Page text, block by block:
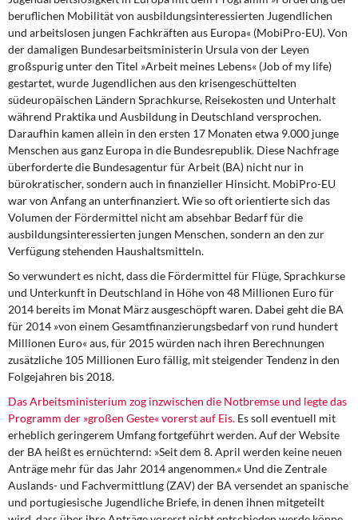
beruflichen Mobilität von ausbildungsinteressierten Jugendlichen
und arbeitslosen jungen Fachkräften aus Europa« (MobiPro-EU). Von
der damaligen Bundesarbeitsministerin Ursula von der Leyen
großspurig unter den Titel »Arbeit meines Lebens« (Job of my life)
gestartet, wurde Jugendlichen aus den krisengeschüttelten
südeuropäischen Ländern Sprachkurse, Reisekosten und Unterhalt
während Praktika und Ausbildung in Deutschland versprochen.
Daraufhin kamen allein in den ersten 17 Monaten etwa 9.000 junge
Menschen aus ganz Europa in die Bundesrepublik. Diese Nachfrage
überforderte die Bundesagentur für Arbeit (BA) nicht nur in
bürokratischer, sondern auch in finanzieller Hinsicht. MobiPro-EU
war von Anfang an unterfinanziert. Wie so oft orientierte sich das
Volumen der Fördermittel nicht am absehbar Bedarf für die
ausbildungsinteressierten jungen Menschen, sondern an den zur
Verfügung stehenden Haushaltsmitteln.
So verwundert es nicht,dass die Fördermittel für Flüge, Sprachkurse
und Unterkunft in Deutschland in Höhe von 48 Millionen Euro für
2014 bereits im Monat März ausgeschöpft waren. Dabei geht die BA
für 2014 »von einem Gesamtfinanzierungsbedarf von rund hundert
Millionen Euro« aus, für 2015 würden nach ihren Berechnungen
zusätzliche 105 Millionen Euro fällig, mit steigender Tendenz in den
Folgejahren bis 2018.
Das Arbeitsministerium zog inzwischen die Notbremse und legte das
Programm der »großen Geste« vorerst auf Eis. Es soll eventuell mit
erheblich geringerem Umfang fortgeführt werden. Auf der Website
der BA heißt es ernüchternd: »Seit dem 8. April werden keine neuen
Anträge mehr für das Jahr 2014 angenommen.« Und die Zentrale
Auslands- und Fachvermittlung (ZAV) der BA versendet an spanische
und portugiesische Jugendliche Briefe, in denen ihnen mitgeteilt